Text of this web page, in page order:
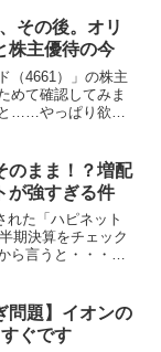
約1,800円。そこか
その後。オリ
株主優待の今
（4661）」の株主
めて確認してみま
……やっぱり欲し
トした2024年初頭
のまま！？増配
が強すぎる件
れた「ハピネット
期決算をチェック
ら言うと・・・強
第3四半期は増収増
問題】イオンの
ぐです